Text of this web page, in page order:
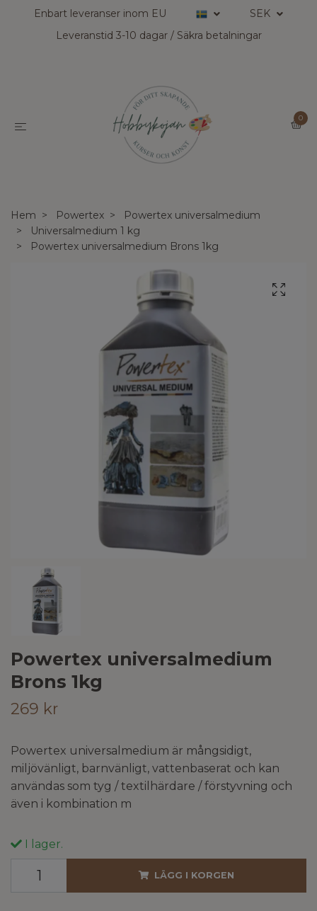
Enbart leveranser inom EU
SEK
Leveranstid 3-10 dagar / Säkra betalningar
0
Hem Powertex
Powertex universalmedium
Universalmedium 1 kg
Powertex universalmedium Brons 1kg
Powertex universalmedium
Brons 1kg
269 kr
Powertex universalmedium är mångsidigt,
miljövänligt, barnvänligt, vattenbaserat och kan
användas som tyg / textilhärdare / förstyvning och
även i kombination m
I lager.
LÄGG I KORGEN